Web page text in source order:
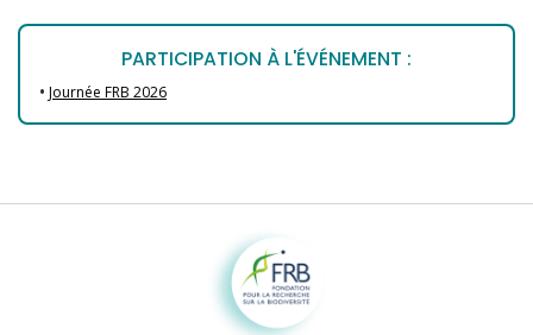
PARTICIPATION À L'ÉVÉNEMENT :
• Journée FRB 2026
Fondation pour la recherche sur la biodiversité